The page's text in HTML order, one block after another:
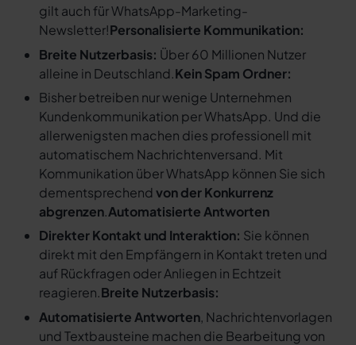
gilt auch für WhatsApp-Marketing-
Newsletter!Personalisierte Kommunikation:
Breite Nutzerbasis: Über 60 Millionen Nutzer
alleine in Deutschland.Kein Spam Ordner:
Bisher betreiben nur wenige Unternehmen
Kundenkommunikation per WhatsApp. Und die
allerwenigsten machen dies professionell mit
automatischem Nachrichtenversand. Mit
Kommunikation über WhatsApp können Sie sich
dementsprechendvon der Konkurrenz
abgrenzen.Automatisierte Antworten
Direkter Kontakt und Interaktion: Sie können
direkt mit den Empfängern in Kontakt treten und
auf Rückfragen oder Anliegen in Echtzeit
reagieren.Breite Nutzerbasis:
Automatisierte Antworten, Nachrichtenvorlagen
und Textbausteine machen die Bearbeitung von